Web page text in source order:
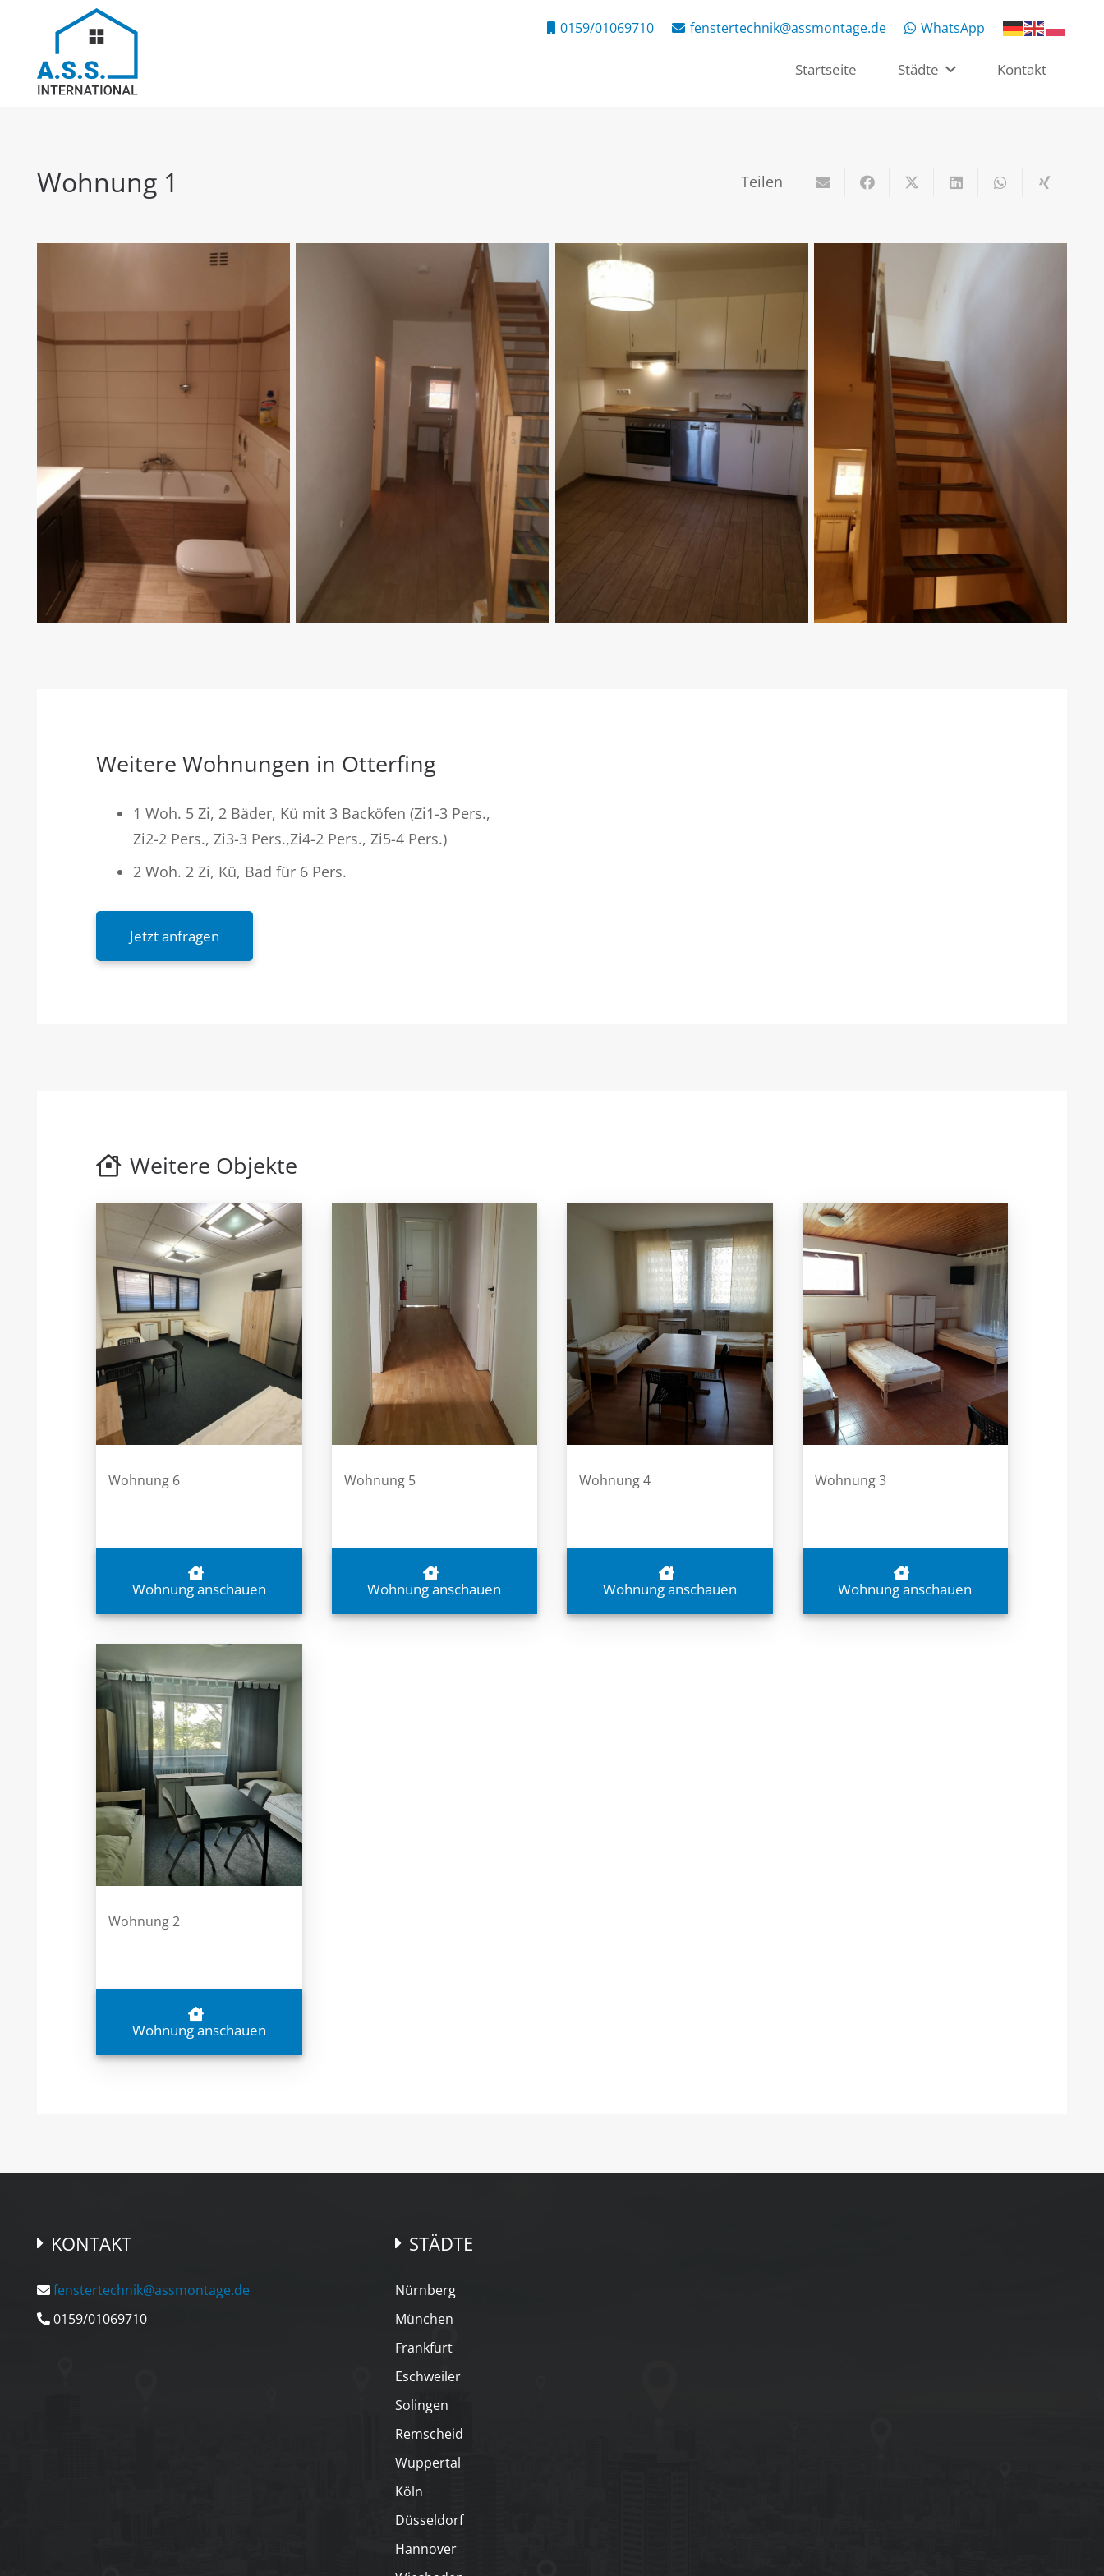
0159/01069710 fenstertechnik@assmontage.de WhatsApp
Startseite Städte Kontakt
Wohnung 1 Teilen
Weitere Wohnungen in Otterfing
1 Woh. 5 Zi, 2 Bäder, Kü mit 3 Backöfen (Zi1-3 Pers.,
Zi2-2 Pers., Zi3-3 Pers.,Zi4-2 Pers., Zi5-4 Pers.)
2 Woh. 2 Zi, Kü, Bad für 6 Pers.
Jetzt anfragen
Weitere Objekte
Wohnung 6
Wohnung anschauen
Wohnung 5
Wohnung anschauen
Wohnung 4
Wohnung anschauen
Wohnung 3
Wohnung anschauen
Wohnung 2
Wohnung anschauen
KONTAKT
fenstertechnik@assmontage.de
0159/01069710
STÄDTE
Nürnberg
München
Frankfurt
Eschweiler
Solingen
Remscheid
Wuppertal
Köln
Düsseldorf
Hannover